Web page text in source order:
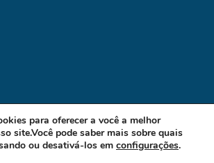
do Estado da Paraíba Sede Administrativa:
Sobrinho, 168 - Tambiá, João Pessoa -
para oferecer a você a melhor
site.Você pode saber mais sobre quais
ou desativá-los em configurações.